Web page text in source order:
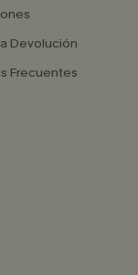
Devolución
Frecuentes